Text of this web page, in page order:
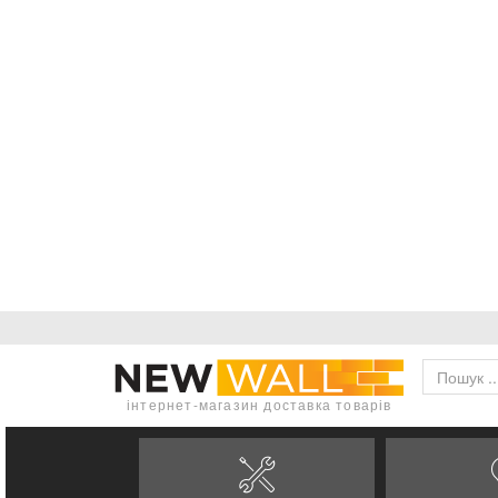
інтернет-магазин доставка товарів